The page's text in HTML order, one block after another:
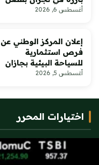
الطبيعة والمشروعات
أغسطس 6, 2026
إعلان المركز الوطني عن
فرص استثمارية
للسياحة البيئية بجازان
أغسطس 5, 2026
اختيارات المحرر